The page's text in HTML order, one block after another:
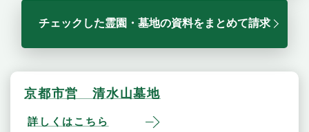
チェックした霊園・墓地の資料をまとめて請求
京都市営 清水山墓地
詳しくはこちら